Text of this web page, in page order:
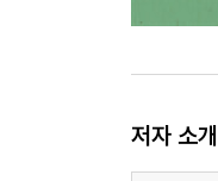
저자 소개